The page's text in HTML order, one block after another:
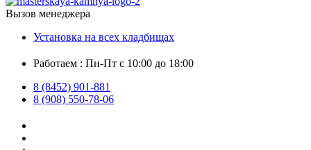
Вызов менеджера
Установка на всех кладбищах
Работаем : Пн-Пт с 10:00 до 18:00
8 (8452) 901-881
8 (908) 550-78-06